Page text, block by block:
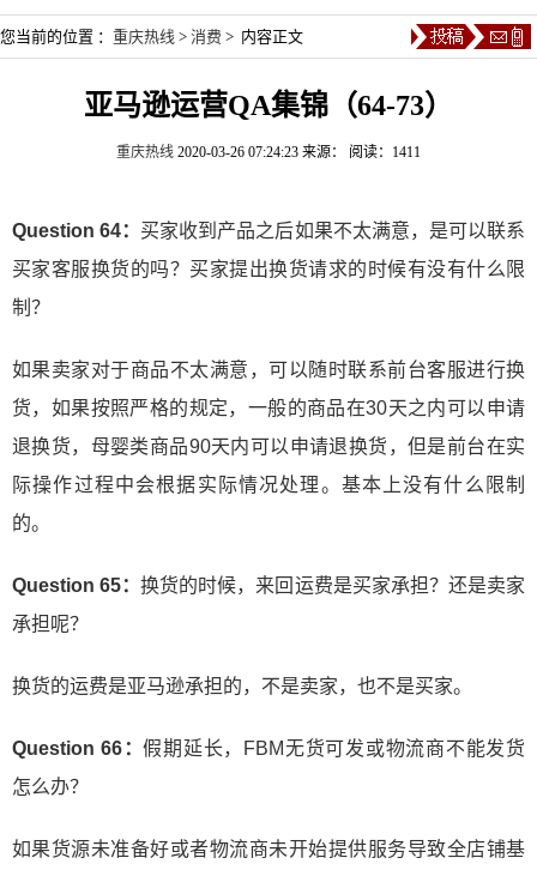
您当前的位置 ： 重庆热线 > 消费 > 内容正文
亚马逊运营QA集锦（64-73）
重庆热线 2020-03-26 07:24:23 来源： 阅读：1411
Question 64： 买家收到产品之后如果不太满意，是可以联系
买家客服换货的吗？买家提出换货请求的时候有没有什么限
制？
如果卖家对于商品不太满意，可以随时联系前台客服进行换
货，如果按照严格的规定，一般的商品在30天之内可以申请
退换货，母婴类商品90天内可以申请退换货，但是前台在实
际操作过程中会根据实际情况处理。基本上没有什么限制
的。
Question 65：换货的时候，来回运费是买家承担？还是卖家
承担呢？
换货的运费是亚马逊承担的，不是卖家，也不是买家。
Question 66：假期延长，FBM无货可发或物流商不能发货
怎么办？
如果货源未准备好或者物流商未开始提供服务导致全店铺基